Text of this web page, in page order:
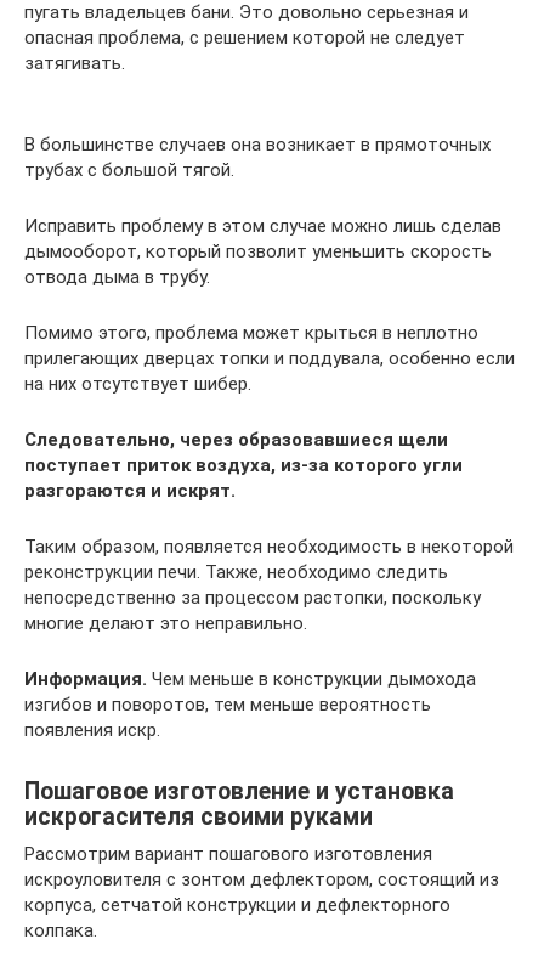
пугать владельцев бани. Это довольно серьезная и
опасная проблема, с решением которой не следует
затягивать.
В большинстве случаев она возникает в прямоточных
трубах с большой тягой.
Исправить проблему в этом случае можно лишь сделав
дымооборот, который позволит уменьшить скорость
отвода дыма в трубу.
Помимо этого, проблема может крыться в неплотно
прилегающих дверцах топки и поддувала, особенно если
на них отсутствует шибер.
Следовательно, через образовавшиеся щели
поступает приток воздуха, из-за которого угли
разгораются и искрят.
Таким образом, появляется необходимость в некоторой
реконструкции печи. Также, необходимо следить
непосредственно за процессом растопки, поскольку
многие делают это неправильно.
Информация. Чем меньше в конструкции дымохода
изгибов и поворотов, тем меньше вероятность
появления искр.
Пошаговое изготовление и установка
искрогасителя своими руками
Рассмотрим вариант пошагового изготовления
искроуловителя с зонтом дефлектором, состоящий из
корпуса, сетчатой конструкции и дефлекторного
колпака.